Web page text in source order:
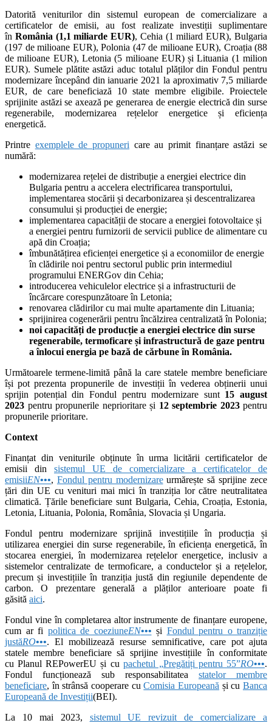
Datorită veniturilor din sistemul european de comercializare a
certificatelor de emisii, au fost realizate investiții suplimentare
în România (1,1 miliarde EUR), Cehia (1 miliard EUR), Bulgaria
(197 de milioane EUR), Polonia (47 de milioane EUR), Croația (88
de milioane EUR), Letonia (5 milioane EUR) și Lituania (1 milion
EUR). Sumele plătite astăzi aduc totalul plăților din Fondul pentru
modernizare începând din ianuarie 2021 la aproximativ 7,5 miliarde
EUR, de care beneficiază 10 state membre eligibile. Proiectele
sprijinite astăzi se axează pe generarea de energie electrică din surse
regenerabile, modernizarea rețelelor energetice și eficiența
energetică.
Printre exemplele de propuneri care au primit finanțare astăzi se
numără:
modernizarea rețelei de distribuție a energiei electrice din
Bulgaria pentru a accelera electrificarea transportului,
implementarea stocării și decarbonizarea și descentralizarea
consumului și producției de energie;
implementarea capacității de stocare a energiei fotovoltaice și
a energiei pentru furnizorii de servicii publice de alimentare cu
apă din Croația;
îmbunătățirea eficienței energetice și a economiilor de energie
în clădirile noi pentru sectorul public prin intermediul
programului ENERGov din Cehia;
introducerea vehiculelor electrice și a infrastructurii de
încărcare corespunzătoare în Letonia;
renovarea clădirilor cu mai multe apartamente din Lituania;
sprijinirea cogenerării pentru încălzirea centralizată în Polonia;
noi capacități de producție a energiei electrice din surse
regenerabile, termoficare și infrastructură de gaze pentru
a înlocui energia pe bază de cărbune în România.
Următoarele termene-limită până la care statele membre beneficiare
își pot prezenta propunerile de investiții în vederea obținerii unui
sprijin potențial din Fondul pentru modernizare sunt 15 august
2023 pentru propunerile neprioritare și 12 septembrie 2023pentru
propunerile prioritare.
Context
Finanțat din veniturile obținute în urma licitării certificatelor de
emisii din sistemul UE de comercializare a certificatelor de
emisiiEN•••, Fondul pentru modernizareurmărește să sprijine zece
țări din UE cu venituri mai mici în tranziția lor către neutralitatea
climatică. Țările beneficiare sunt Bulgaria, Cehia, Croația, Estonia,
Letonia, Lituania, Polonia, România, Slovacia și Ungaria.
Fondul pentru modernizare sprijină investițiile în producția și
utilizarea energiei din surse regenerabile, în eficiența energetică, în
stocarea energiei, în modernizarea rețelelor energetice, inclusiv a
sistemelor centralizate de termoficare, a conductelor și a rețelelor,
precum și investițiile în tranziția justă din regiunile dependente de
carbon. O prezentare generală a plăților anterioare poate fi
găsită aici.
Fondul vine în completarea altor instrumente de finanțare europene,
cum ar fi politica de coeziuneEN••• și Fondul pentru o tranziție
justăRO•••. El mobilizează resurse semnificative, care pot ajuta
statele membre beneficiare să sprijine investițiile în conformitate
cu Planul REPowerEU și cu pachetul „Pregătiți pentru 55”RO•••.
Fondul funcționează sub responsabilitatea statelor membre
beneficiare, în strânsă cooperare cuComisia Europeană și cuBanca
Europeană de Investiții(BEI).
La 10 mai 2023, sistemul UE revizuit de comercializare a